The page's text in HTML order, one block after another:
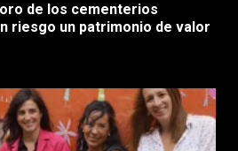
de los cementerios
riesgo un patrimonio de valor